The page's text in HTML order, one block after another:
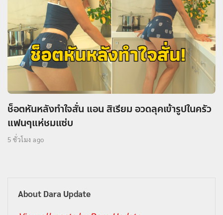
ช็อตหันหลังทำใจสั่น แอน สิเรียม อวดลุคเข้ารูปในครัว
แฟนๆแห่ชมแซ่บ
5 ชั่วโมง ago
About Dara Update